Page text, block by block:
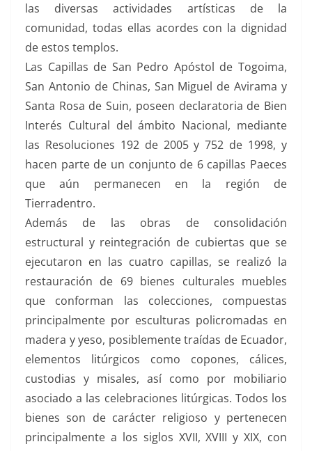
las diversas actividades artísticas de la
comunidad, todas ellas acordes con la dignidad
de estos templos.
Las Capillas de San Pedro Apóstol de Togoima,
San Antonio de Chinas, San Miguel de Avirama y
Santa Rosa de Suin, poseen declaratoria de Bien
Interés Cultural del ámbito Nacional, mediante
las Resoluciones 192 de 2005 y 752 de 1998, y
hacen parte de un conjunto de 6 capillas Paeces
que aún permanecen en la región de
Tierradentro.
Además de las obras de consolidación
estructural y reintegración de cubiertas que se
ejecutaron en las cuatro capillas, se realizó la
restauración de 69 bienes culturales muebles
que conforman las colecciones, compuestas
principalmente por esculturas policromadas en
madera y yeso, posiblemente traídas de Ecuador,
elementos litúrgicos como copones, cálices,
custodias y misales, así como por mobiliario
asociado a las celebraciones litúrgicas. Todos los
bienes son de carácter religioso y pertenecen
principalmente a los siglos XVII, XVIII y XIX, con